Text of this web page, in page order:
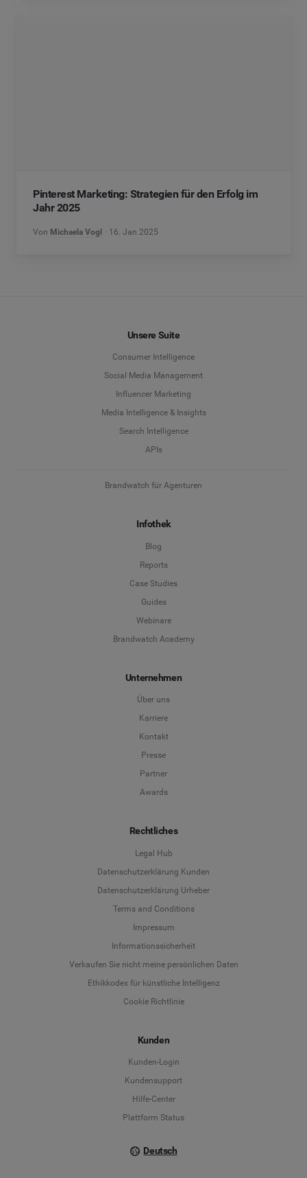
Pinterest Marketing: Strategien für den Erfolg im
Jahr 2025
Von Michaela Vogl 16. Jan 2025
Unsere Suite
Consumer Intelligence
Social Media Management
Influencer Marketing
Media Intelligence & Insights
Search Intelligence
APIs
Brandwatch für Agenturen
Infothek
Blog
Reports
Case Studies
Guides
Webinare
Brandwatch Academy
Unternehmen
Über uns
Karriere
Kontakt
Presse
Partner
Awards
Rechtliches
Legal Hub
Datenschutzerklärung Kunden
Datenschutzerklärung Urheber
Terms and Conditions
Impressum
Informationssicherheit
Verkaufen Sie nicht meine persönlichen Daten
Ethikkodex für künstliche Intelligenz
Cookie Richtlinie
Kunden
Kunden-Login
Kundensupport
Hilfe-Center
Plattform Status
Deutsch
Deutsch
English